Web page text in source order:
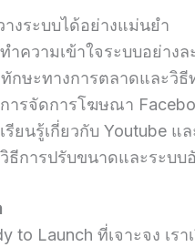
างระบบได้อย่างแม่นยำ
ทำความเข้าใจระบบอย่างล
ทักษะทางการตลาดและวิธี
การจัดการโฆษณา
เรียนรู้เกี่ยวกับ Youtube
วิธีการปรับขนาดและระบบ
to Launch ที่เจาะจง เ